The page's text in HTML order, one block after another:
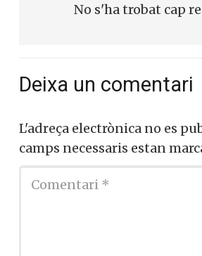
No s'ha trobat cap
Deixa un comentari
L'adreça electrònica no es
camps necessaris estan